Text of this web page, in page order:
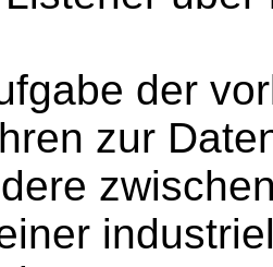
der
zur